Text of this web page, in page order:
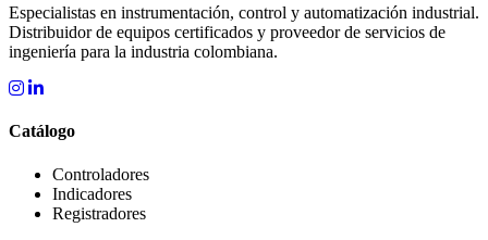
Especialistas en instrumentación, control y automatización industrial.
Distribuidor de equipos certificados y proveedor de servicios de
ingeniería para la industria colombiana.
Catálogo
Controladores
Indicadores
Registradores